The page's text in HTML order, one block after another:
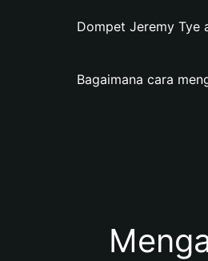
Dompet Jeremy Tye
Bagaimana cara